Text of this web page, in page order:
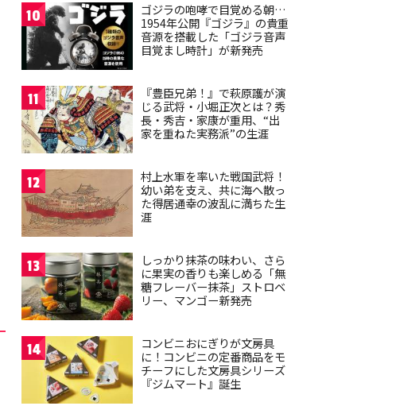
10
ゴジラの咆哮で目覚める朝…
1954年公開『ゴジラ』の貴重
音源を搭載した「ゴジラ音声
目覚まし時計」が新発売
11
『豊臣兄弟！』で萩原護が演
じる武将・小堀正次とは？秀
長・秀吉・家康が重用、“出
家を重ねた実務派”の生涯
12
村上水軍を率いた戦国武将！
幼い弟を支え、共に海へ散っ
た得居通幸の波乱に満ちた生
涯
13
しっかり抹茶の味わい、さら
に果実の香りも楽しめる「無
糖フレーバー抹茶」ストロベ
リー、マンゴー新発売
14
コンビニおにぎりが文房具
に！コンビニの定番商品をモ
チーフにした文房具シリーズ
『ジムマート』誕生